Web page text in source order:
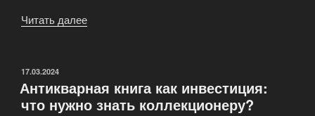
Читать далее
и
корпоративных
ОПУБЛИКОВАНО
17.03.2024
Антикварная книга как инвестиция:
что нужно знать коллекционеру?